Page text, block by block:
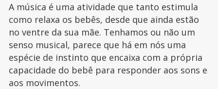
A música é uma atividade que tanto estimula
como relaxa os bebês, desde que ainda estão
no ventre da sua mãe. Tenhamos ou não um
senso musical, parece que há em nós uma
espécie de instinto que encaixa com a própria
capacidade do bebê para responder aos sons e
aos movimentos.